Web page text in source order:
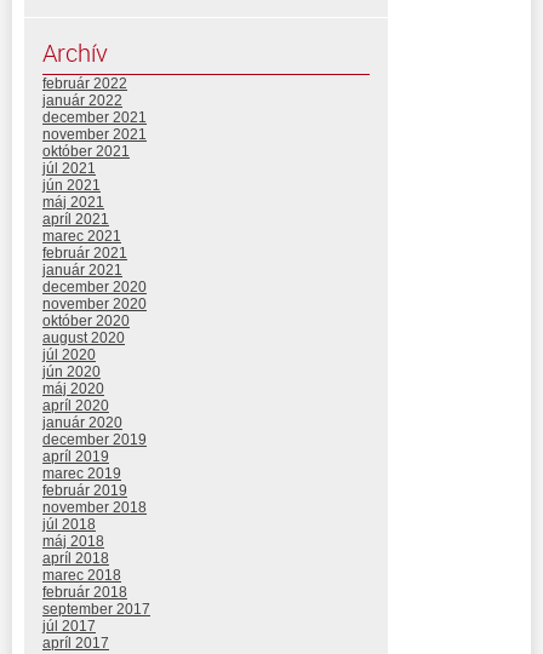
Archív
február 2022
január 2022
december 2021
november 2021
október 2021
júl 2021
jún 2021
máj 2021
apríl 2021
marec 2021
február 2021
január 2021
december 2020
november 2020
október 2020
august 2020
júl 2020
jún 2020
máj 2020
apríl 2020
január 2020
december 2019
apríl 2019
marec 2019
február 2019
november 2018
júl 2018
máj 2018
apríl 2018
marec 2018
február 2018
september 2017
júl 2017
apríl 2017